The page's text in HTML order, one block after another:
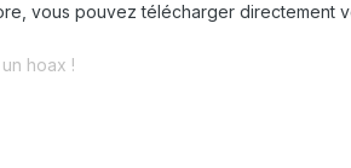
vous pouvez télécharger directement
hoax !